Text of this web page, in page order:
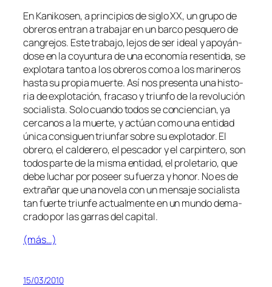
En Kanikosen, a prin­ci­pios de si­glo XX, un gru­po de
obre­ros en­tran a tra­ba­jar en un bar­co pes­que­ro de
can­gre­jos. Este tra­ba­jo, le­jos de ser ideal y apo­yán­
do­se en la co­yun­tu­ra de una eco­no­mía re­sen­ti­da, se
ex­plo­ta­ra tan­to a los obre­ros co­mo a los ma­ri­ne­ros
has­ta su pro­pia muer­te. Así nos pre­sen­ta una his­to­
ria de ex­plo­ta­ción, fra­ca­so y triun­fo de la re­vo­lu­ción
so­cia­lis­ta. Solo cuan­do to­dos se con­cien­cian, ya
cer­ca­nos a la muer­te, y ac­túan co­mo una en­ti­dad
úni­ca con­si­guen triun­far so­bre su ex­plo­ta­dor. El
obre­ro, el cal­de­re­ro, el pes­ca­dor y el car­pin­te­ro, son
to­dos par­te de la mis­ma en­ti­dad, el pro­le­ta­rio, que
de­be lu­char por po­seer su fuer­za y ho­nor. No es de
ex­tra­ñar que una no­ve­la con un men­sa­je so­cia­lis­ta
tan fuer­te triun­fe ac­tual­men­te en un mun­do de­ma­
cra­do por las ga­rras del capital.
(más…)
15/03/2010